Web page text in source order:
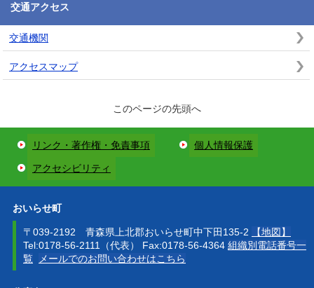
交通アクセス
交通機関
アクセスマップ
このページの先頭へ
リンク・著作権・免責事項 個人情報保護
アクセシビリティ
おいらせ町
〒039-2192 青森県上北郡おいらせ町中下田135-2
【地図】
Tel:0178-56-2111（代表） Fax:0178-56-4364 組織別電話番号一
覧
メールでのお問い合わせはこちら